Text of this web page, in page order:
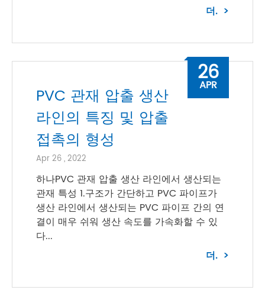
더.
PVC 관재 압출 생산
라인의 특징 및 압출
접촉의 형성
Apr 26 , 2022
하나PVC 관재 압출 생산 라인에서 생산되는
관재 특성 1.구조가 간단하고 PVC 파이프가
생산 라인에서 생산되는 PVC 파이프 간의 연
결이 매우 쉬워 생산 속도를 가속화할 수 있
다...
더.
26
APR